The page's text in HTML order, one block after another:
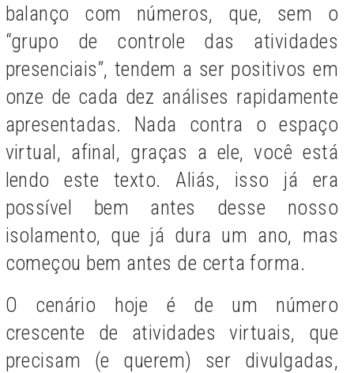
balanço com números, que, sem o
“grupo de controle das atividades
presenciais”, tendem a ser positivos em
onze de cada dez análises rapidamente
apresentadas. Nada contra o espaço
virtual, afinal, graças a ele, você está
lendo este texto. Aliás, isso já era
possível bem antes desse nosso
isolamento, que já dura um ano, mas
começou bem antes de certa forma.
O cenário hoje é de um número
crescente de atividades virtuais, que
precisam (e querem) ser divulgadas,